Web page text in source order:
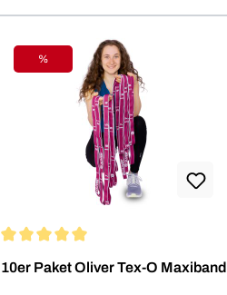
Rabatt
%
10er Paket Oliver Tex-O Maxiband